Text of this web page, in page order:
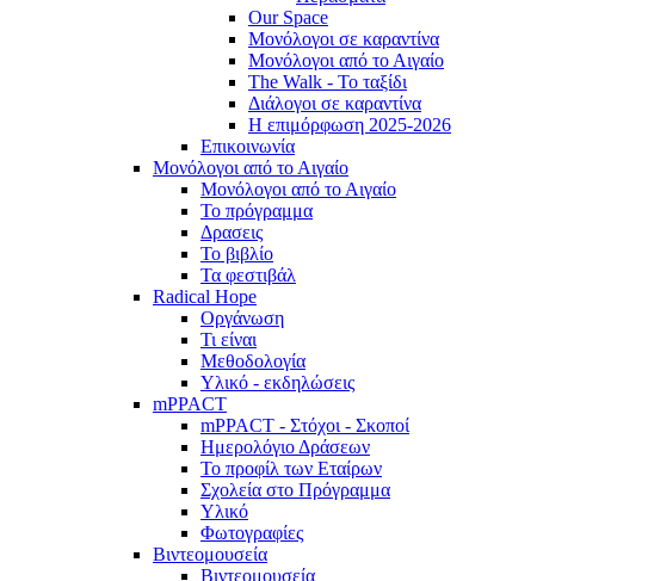
Our Space
Μονόλογοι σε καραντίνα
Μονόλογοι από το Αιγαίο
The Walk - Το ταξίδι
Διάλογοι σε καραντίνα
Η επιμόρφωση 2025-2026
Επικοινωνία
Μονόλογοι από το Αιγαίο
Μονόλογοι από το Αιγαίο
Το πρόγραμμα
Δρασεις
Το βιβλίο
Τα φεστιβάλ
Radical Hope
Οργάνωση
Τι είναι
Μεθοδολογία
Υλικό - εκδηλώσεις
mPPACT
mPPACT - Στόχοι - Σκοποί
Ημερολόγιο Δράσεων
Το προφίλ των Εταίρων
Σχολεία στο Πρόγραμμα
Υλικό
Φωτογραφίες
Βιντεομουσεία
Βιντεομουσεία